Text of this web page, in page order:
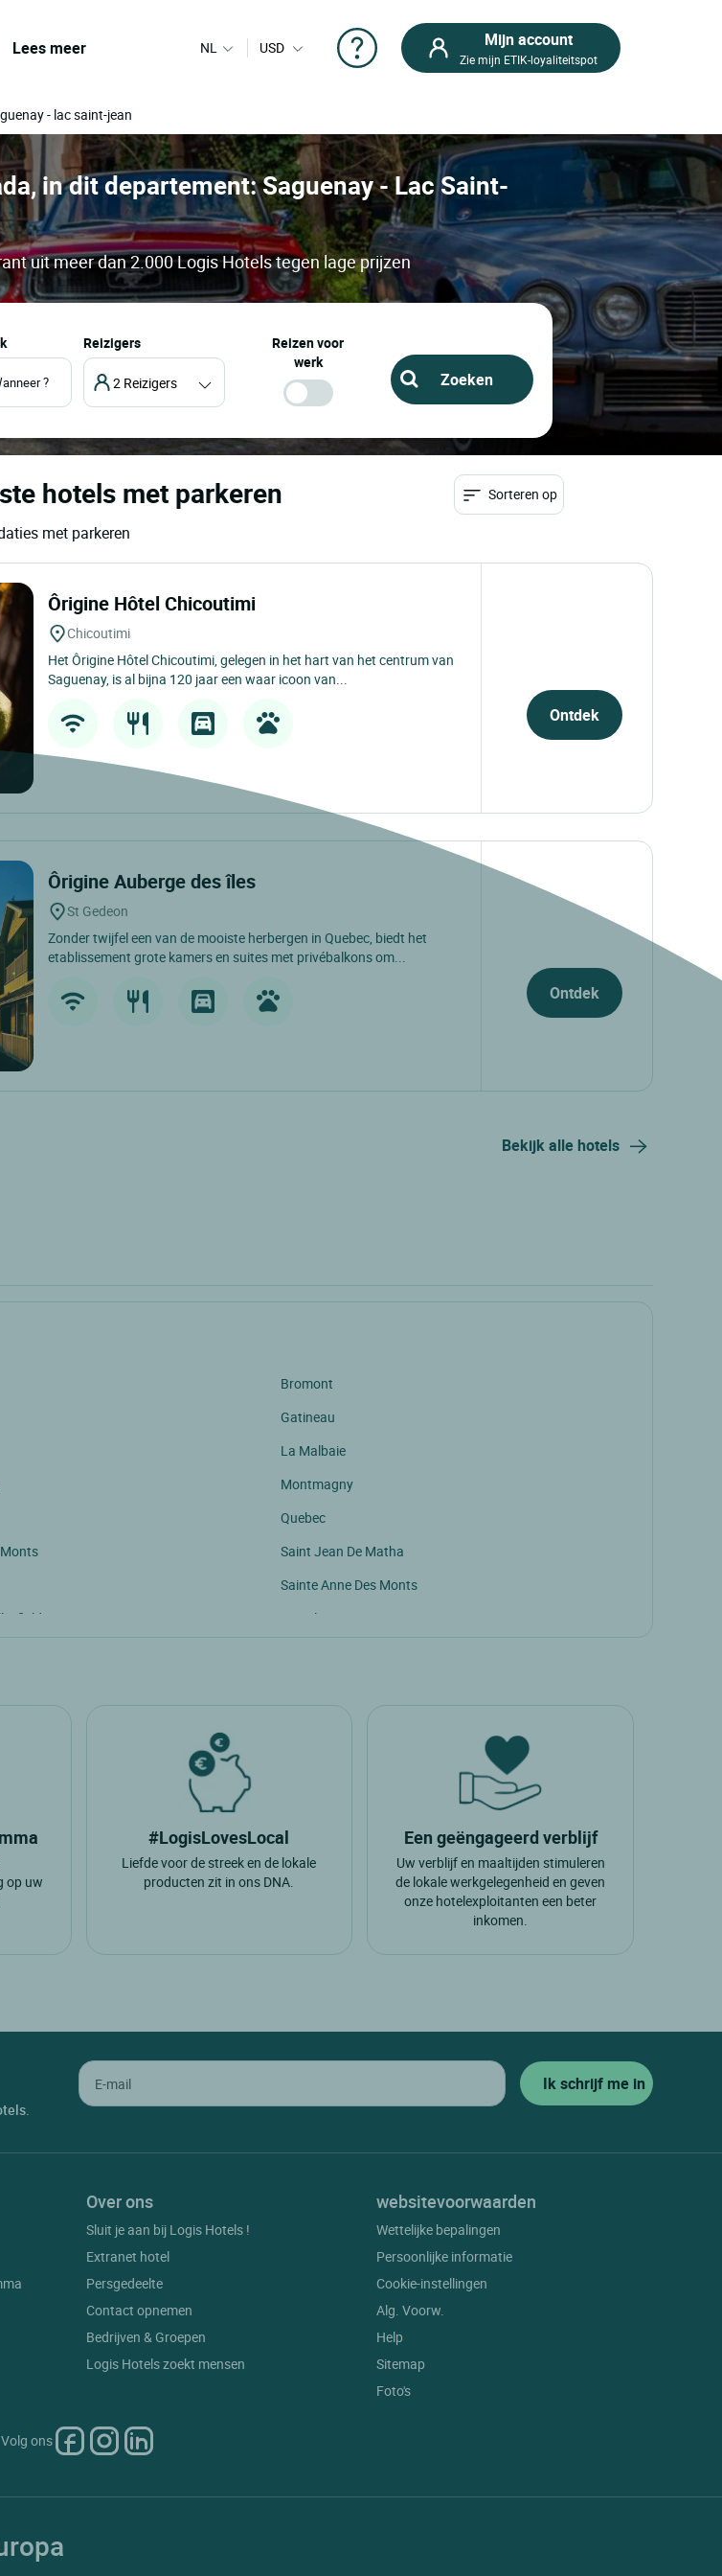
Lees meer NL USD Mijn account
Zie mijn ETIK-loyaliteitspot
- lac saint-jean
in dit departement: Saguenay - Lac Saint-
uit meer dan 2.000 Logis Hotels tegen lage prijzen
Reizigers
2 Reizigers
Reizen voor
werk
hotels met parkeren
met parkeren
Sorteren op
Ôrigine Hôtel Chicoutimi
Chicoutimi
Het Ôrigine Hôtel Chicoutimi, gelegen in het hart van het centrum van
Saguenay, is al bijna 120 jaar een waar icoon van...
Ontdek
Ôrigine Auberge des îles
St Gedeon
Zonder twijfel een van de mooiste herbergen in Quebec, biedt het
etablissement grote kamers en suites met privébalkons om...
Ontdek
Bekijk alle hotels
Bromont
Gatineau
La Malbaie
Montmagny
Quebec
Saint Jean De Matha
Sainte Anne Des Monts
Sept Iles
op uw
#LogisLovesLocal
Liefde voor de streek en de lokale
producten zit in ons DNA.
Een geëngageerd verblijf
Uw verblijf en maaltijden stimuleren
de lokale werkgelegenheid en geven
onze hotelexploitanten een beter
inkomen.
Over ons
Sluit je aan bij Logis Hotels !
Extranet hotel
Persgedeelte
Contact opnemen
Bedrijven & Groepen
Logis Hotels zoekt mensen
websitevoorwaarden
Wettelijke bepalingen
Persoonlijke informatie
Cookie-instellingen
Alg. Voorw.
Help
Sitemap
Foto's
Volg ons